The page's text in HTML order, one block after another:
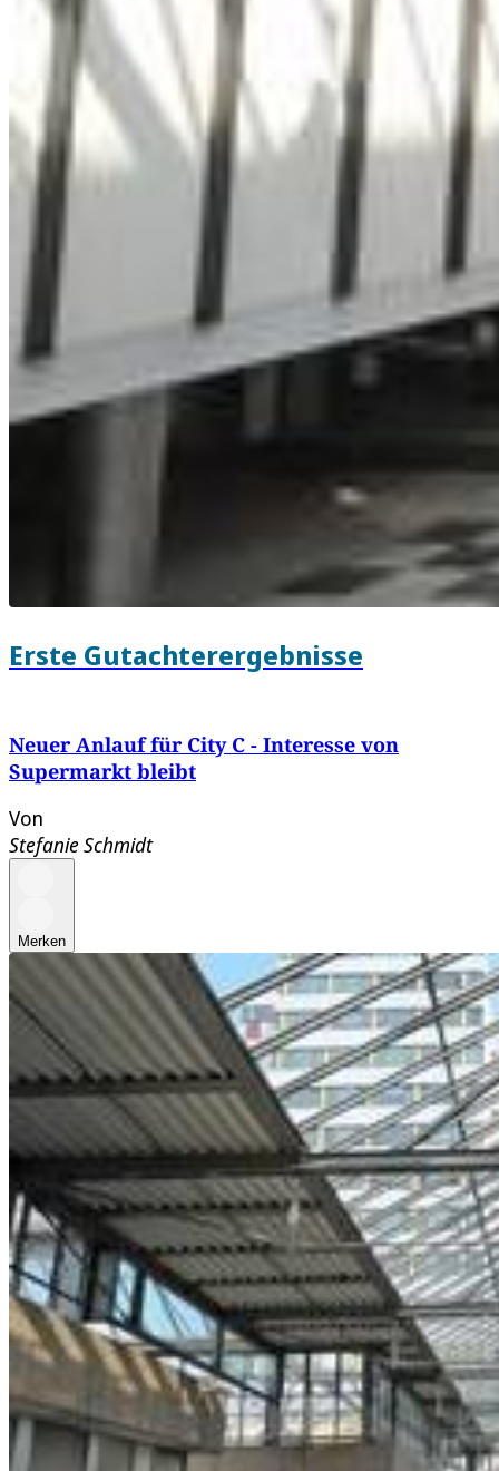
Erste Gutachterergebnisse
Neuer Anlauf für City C - Interesse von
Supermarkt bleibt
Von
Stefanie Schmidt
Merken